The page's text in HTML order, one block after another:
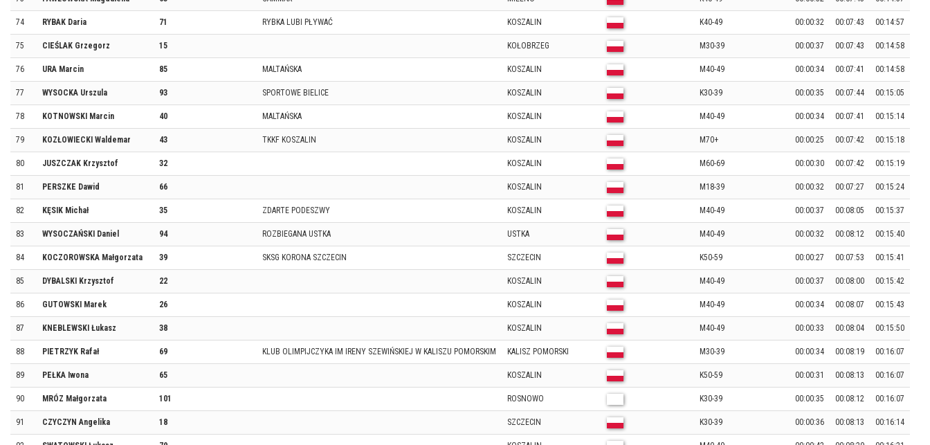
74 RYBAK Daria 71 RYBKA LUBI PŁYWAĆ KOSZALIN K40-49 00:00:32 00:07:43 00:14:57
75 CIEŚLAK Grzegorz 15 KOŁOBRZEG M30-39 00:00:37 00:07:43 00:14:58
76 URA Marcin 85 MALTAŃSKA KOSZALIN M40-49 00:00:34 00:07:41 00:14:58
77 WYSOCKA Urszula 93 SPORTOWE BIELICE KOSZALIN K30-39 00:00:35 00:07:44 00:15:05
78 KOTNOWSKI Marcin 40 MALTAŃSKA KOSZALIN M40-49 00:00:34 00:07:41 00:15:14
79 KOZŁOWIECKI Waldemar 43 TKKF KOSZALIN KOSZALIN M70+ 00:00:25 00:07:42 00:15:18
80 JUSZCZAK Krzysztof 32 KOSZALIN M60-69 00:00:30 00:07:42 00:15:19
81 PERSZKE Dawid 66 KOSZALIN M18-39 00:00:32 00:07:27 00:15:24
82 KĘSIK Michał 35 ZDARTE PODESZWY KOSZALIN M40-49 00:00:37 00:08:05 00:15:37
83 WYSOCZAŃSKI Daniel 94 ROZBIEGANA USTKA USTKA M40-49 00:00:32 00:08:12 00:15:40
84 KOCZOROWSKA Małgorzata 39 SKSG KORONA SZCZECIN SZCZECIN K50-59 00:00:27 00:07:53 00:15:41
85 DYBALSKI Krzysztof 22 KOSZALIN M40-49 00:00:37 00:08:00 00:15:42
86 GUTOWSKI Marek 26 KOSZALIN M40-49 00:00:34 00:08:07 00:15:43
87 KNEBLEWSKI Łukasz 38 KOSZALIN M40-49 00:00:33 00:08:04 00:15:50
88 PIETRZYK Rafał 69 KLUB OLIMPIJCZYKA IM IRENY SZEWIŃSKIEJ W KALISZU POMORSKIM KALISZ POMORSKI M30-39 00:00:34 00:08:19 00:16:07
89 PEŁKA Iwona 65 KOSZALIN K50-59 00:00:31 00:08:13 00:16:07
90 MRÓZ Małgorzata 101 ROSNOWO K30-39 00:00:35 00:08:12 00:16:07
91 CZYCZYN Angelika 18 SZCZECIN K30-39 00:00:36 00:08:13 00:16:14